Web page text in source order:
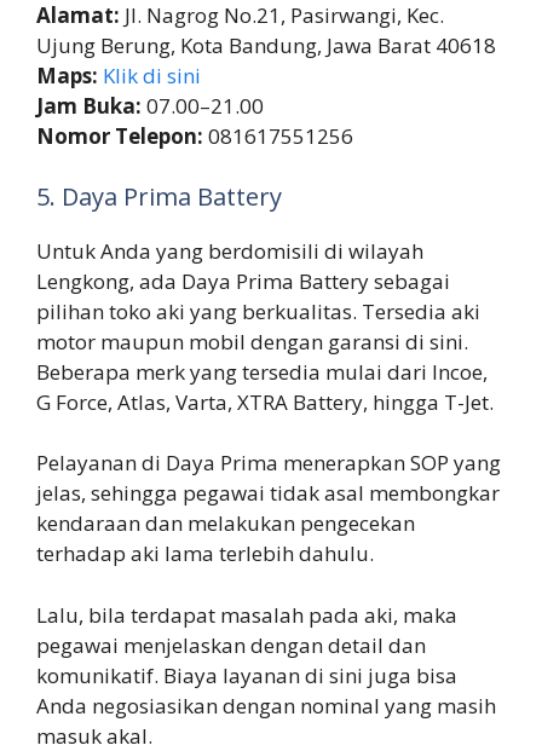
Alamat: Jl. Nagrog No.21, Pasirwangi, Kec.
Ujung Berung, Kota Bandung, Jawa Barat 40618
Maps: Klik di sini
Jam Buka: 07.00–21.00
Nomor Telepon: 081617551256
5. Daya Prima Battery
Untuk Anda yang berdomisili di wilayah
Lengkong, ada Daya Prima Battery sebagai
pilihan toko aki yang berkualitas. Tersedia aki
motor maupun mobil dengan garansi di sini.
Beberapa merk yang tersedia mulai dari Incoe,
G Force, Atlas, Varta, XTRA Battery, hingga T-Jet.
Pelayanan di Daya Prima menerapkan SOP yang
jelas, sehingga pegawai tidak asal membongkar
kendaraan dan melakukan pengecekan
terhadap aki lama terlebih dahulu.
Lalu, bila terdapat masalah pada aki, maka
pegawai menjelaskan dengan detail dan
komunikatif. Biaya layanan di sini juga bisa
Anda negosiasikan dengan nominal yang masih
masuk akal.